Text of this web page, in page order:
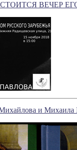
ВЕЧЕР
и Михаила